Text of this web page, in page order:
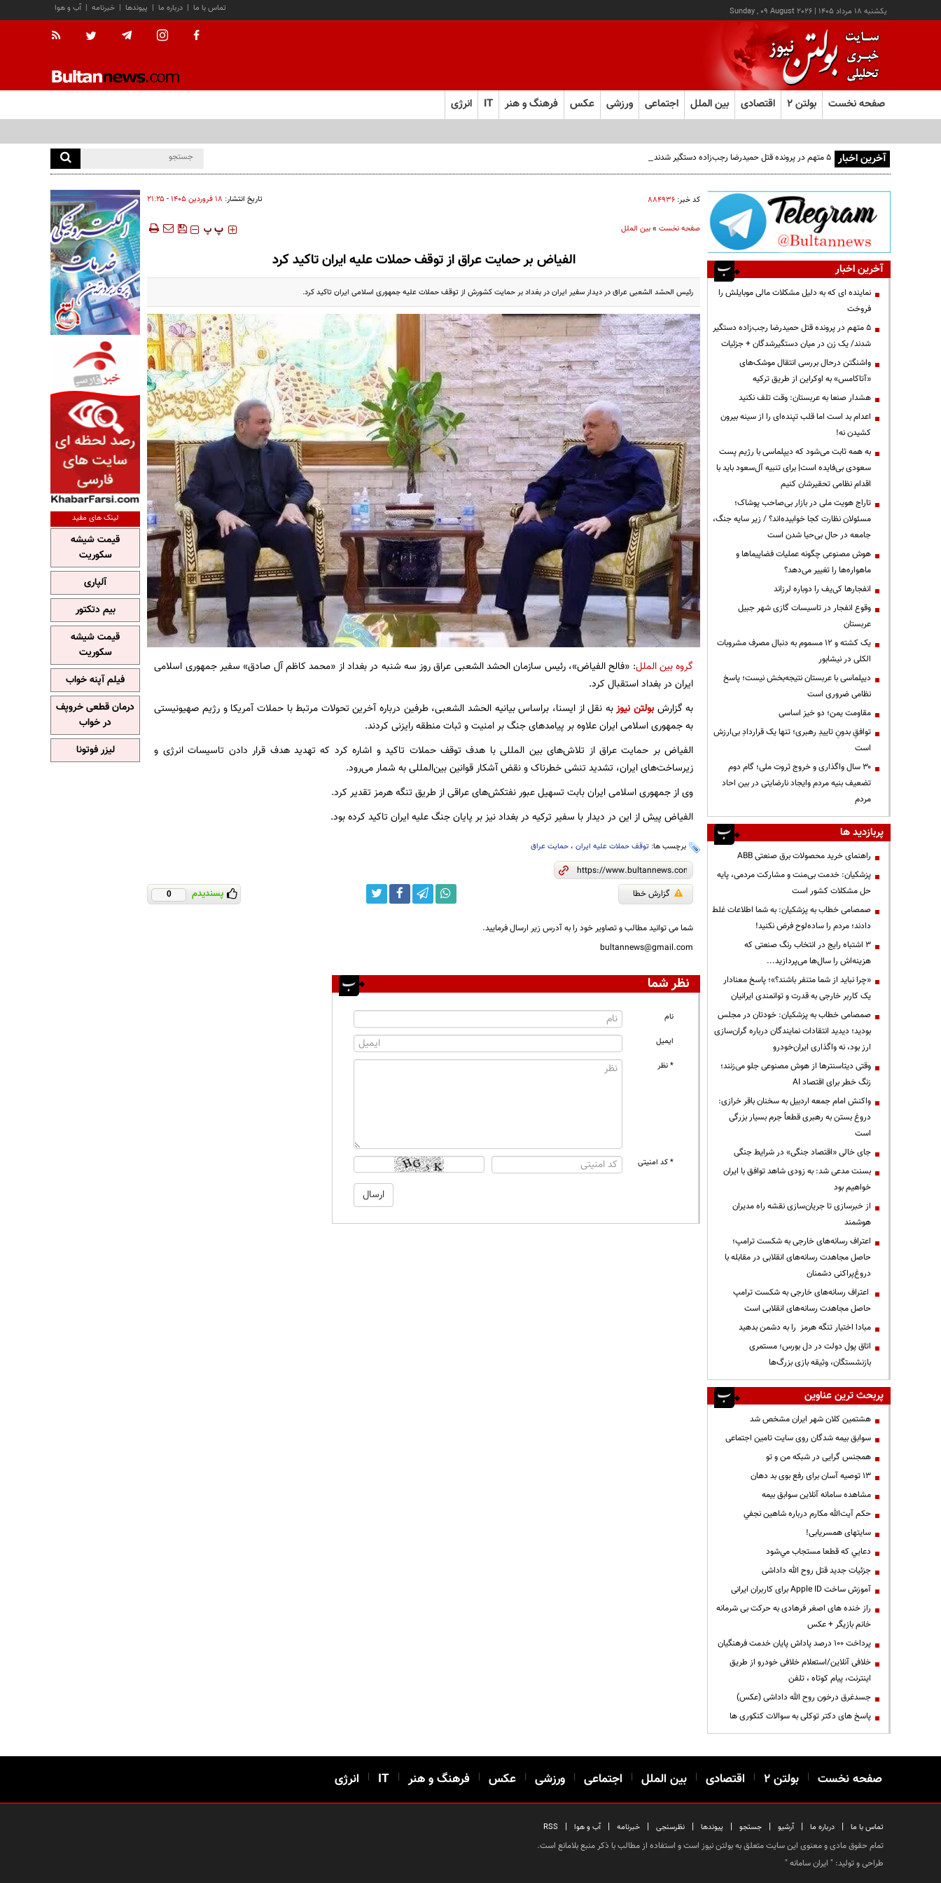
يکشنبه ۱۸ مرداد ۱۴۰۵ |
Sunday , 09 August 2026 آب و هوا | خبرنامه | پیوندها | درباره ما | تماس با ما
صفحه نخست بولتن ۲ اقتصادی بین الملل اجتماعی ورزشی عکس فرهنگ و هنر IT انرژی
آخرین اخبار ۵ متهم در پرونده قتل حمیدرضا رجب‌زاده دستگیر شدند/ یک زن در میان دستگیرشدگان + جزئیات
کد خبر: ۸۸۴۹۳۶ تاریخ انتشار: ۱۸ فروردين ۱۴۰۵ - ۲۱:۲۵
صفحه نخست»بین الملل ‍‍‍ پ پ
الفیاض بر حمایت عراق از توقف حملات علیه ایران تاکید کرد
رئیس الحشد الشعبی عراق در دیدار سفیر ایران در بغداد بر حمایت کشورش از توقف حملات علیه جمهوری اسلامی ایران تاکید کرد.
گروه بین الملل: «فالح الفیاض»، رئیس سازمان الحشد الشعبی عراق روز سه شنبه در بغداد از «محمد کاظم آل صادق» سفیر جمهوری اسلامی
ایران در بغداد استقبال کرد.
به گزارش بولتن نیوزبه نقل از ایسنا، براساس بیانیه الحشد الشعبی، طرفین درباره آخرین تحولات مرتبط با حملات آمریکا و رژیم صهیونیستی
به جمهوری اسلامی ایران علاوه بر پیامدهای جنگ بر امنیت و ثبات منطقه رایزنی کردند.
الفیاض بر حمایت عراق از تلاش‌های بین المللی با هدف توقف حملات تاکید و اشاره کرد که تهدید هدف قرار دادن تاسیسات انرژی و
زیرساخت‌های ایران، تشدید تنشی خطرناک و نقض آشکار قوانین بین‌المللی به شمار می‌رود.
وی از جمهوری اسلامی ایران بابت تسهیل عبور نفتکش‌های عراقی از طریق تنگه هرمز تقدیر کرد.
الفیاض پیش از این در دیدار با سفیر ترکیه در بغداد نیز بر پایان جنگ علیه ایران تاکید کرده بود.
برچسب ها: توقف حملات علیه ایران، حمایت عراق
گزارش خطا پسندیدم 0
شما می توانید مطالب و تصاویر خود را به آدرس زیر ارسال فرمایید.
bultannews@gmail.com
نظر شما
نام
ایمیل
* نظر
* کد امنیتی
آخرین اخبار
نماینده ای که به دلیل مشکلات مالی موبایلش را
فروخت
۵ متهم در پرونده قتل حمیدرضا رجب‌زاده دستگیر
شدند/ یک زن در میان دستگیرشدگان + جزئیات
واشنگتن درحال بررسی انتقال موشک‌های
«آتاکامس» به اوکراین از طریق ترکیه
هشدار صنعا به عربستان: وقت تلف نکنید
اعدام بد است اما قلب تپنده‌ای را از سینه بیرون
کشیدن نه!
به همه ثابت می‌شود که دیپلماسی با رژیم پست
سعودی بی‌فایده است| برای تنبیه آل‌سعود باید با
اقدام نظامی تحقیرشان کنیم
تاراج هویت ملی در بازار بی‌صاحب پوشاک؛
مسئولان نظارت کجا خوابیده‌اند؟ / زیر سایه جنگ،
جامعه در حال بی‌حیا شدن است
هوش مصنوعی چگونه عملیات فضاپیماها و
ماهواره‌ها را تغییر می‌دهد؟
انفجارها کی‌یف را دوباره لرزاند
وقوع انفجار در تاسیسات گازی شهر جبیل
عربستان
یک کشته و ۱۲ مسموم به دنبال مصرف مشروبات
الکلی در نیشابور
دیپلماسی با عربستان نتیجه‌بخش نیست؛ پاسخ
نظامی ضروری است
مقاومت یمن؛ دو خیز اساسی
توافقِ بدونِ تاییدِ رهبری؛ تنها یک قراردادِ بی‌ارزش
است
۳۰ سال واگذاری و خروج ثروت ملی؛ گام دوم
تضعیف بنیه مردم وایجاد نارضایتی در بین احاد
مردم
پربازدید ها
راهنمای خرید محصولات برق صنعتی ABB
پزشکیان: خدمت بی‌منت و مشارکت مردمی، پایه
حل مشکلات کشور است
صمصامی خطاب به پزشکیان: به شما اطلاعات غلط
دادند؛ مردم را ساده‌لوح فرض نکنید!
3 اشتباه رایج در انتخاب رنگ صنعتی که
هزینه‌اش را سال‌ها می‌پردازید...
«چرا نباید از شما متنفر باشند؟»؛ پاسخ معنادار
یک کاربر خارجی به قدرت و توانمندی ایرانیان
صمصامی خطاب به پزشکیان: خودتان در مجلس
بودید؛ دیدید انتقادات نمایندگان درباره گران‌سازی
ارز بود، نه واگذاری ایران‌خودرو
وقتی دیتاسنترها از هوش مصنوعی جلو می‌زنند؛
زنگ خطر برای اقتصاد AI
واکنش امام جمعه اردبیل به سخنان باقر خرازی:
دروغ بستن به رهبری قطعاً جرم بسیار بزرگی
است
جای خالی «اقتصاد جنگی» در شرایط جنگی
بسنت مدعی شد: به زودی شاهد توافق با ایران
خواهیم بود
از خبرسازی تا جریان‌سازی نقشه راه مدیران
هوشمند
اعتراف رسانه‌های خارجی به شکست ترامپ؛
حاصل مجاهدت رسانه‌های انقلابی در مقابله با
دروغ‌پراکنی دشمنان
اعتراف رسانه‌های خارجی به شکست ترامپ
حاصل مجاهدت رسانه‌های انقلابی است
مبادا اختیار تنگه هرمز را به دشمن بدهید
اتاق پول دولت در دل بورس؛ مستمری
بازنشستگان، وثیقه بازی بزرگ‌ها
پربحث ترین عناوین
هشتمین کلان شهر ایران مشخص شد
سوابق بیمه شدگان روی سایت تامین اجتماعی
همجنس گرایی در شبکه من و تو
13 توصیه آسان برای رفع بوی بد دهان
مشاهده سامانه آنلاين سوابق بیمه
حكم آيت‌الله مكارم درباره شاهين نجفي
سایتهای همسریابی!
دعايي كه قطعا مستجاب مي‌شود
جزئیات جدید قتل روح الله داداشی
آموزش ساخت Apple ID برای کاربران ایرانی
راز خنده های اصغر فرهادی به حرکت بی شرمانه
خانم بازیگر + عکس
پرداخت ۱۰۰ درصد پاداش پایان خدمت فرهنگیان
خلافی آنلاین/استعلام خلافی خودرو از طریق
اینترنت، پیام کوتاه ، تلفن
جسدغرق درخون روح الله داداشی (عکس)
پاسخ های دکتر توکلی به سوالات کنکوری ها
لینک های مفید
قیمت شیشه
سکوریت
آلپاری
بیم دتکتور
قیمت شیشه
سکوریت
فیلم آپنه خواب
درمان قطعی خروپف
در خواب
لیزر فوتونا
صفحه نخست | بولتن ۲ | اقتصادی | بین الملل | اجتماعی | ورزشی | عکس | فرهنگ و هنر |
IT
| انرژی
تماس با ما | درباره ما | آرشیو | جستجو | پیوندها | نظرسنجی | خبرنامه | آب و هوا |
RSS
تمام حقوق مادی و معنوی این سایت متعلق به بولتن نیوز است و استفاده از مطالب با ذکر منبع بلامانع است.
طراحی و تولید: " ایران سامانه"